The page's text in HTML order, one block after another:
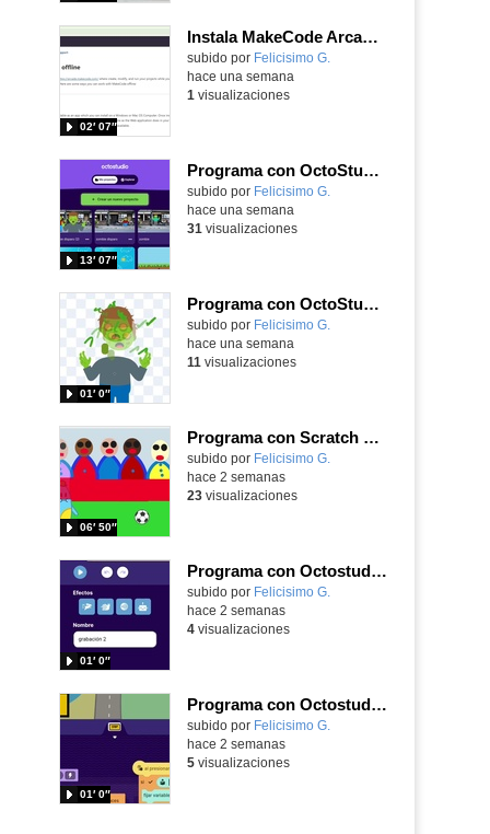
Instala MakeCode Arcade offline para programar grandes juegos sin necesidad de Internet
Contenido educativo.
subido por Felicisimo G.
02′ 07″
hace una semana
1 visualizaciones
Programa con OctoStudio, un juego de disparos contra Zombies con un cargador basado en el House of the dead
Contenido educativo.
subido por Felicisimo G.
13′ 07″
hace una semana
31 visualizaciones
Programa con OctoStudio, un juego homenajeando al House of the dead con Zombies
Contenido educativo.
subido por Felicisimo G.
01′ 0″
hace una semana
11 visualizaciones
Programa con Scratch Jr una barrera que se desplaza para dar sensación de movimiento
Contenido educativo.
subido por Felicisimo G.
06′ 50″
hace 2 semanas
23visualizaciones
Programa con Octostudio, una animación utilizando la cámara para una foto y audio y texto para comunicar.
Contenido educativo.
subido por Felicisimo G.
01′ 0″
hace 2 semanas
4visualizaciones
Programa con Octostudio, un juego de Educación Víal cruzando un paso de cebra.
Contenido educativo.
subido por Felicisimo G.
01′ 0″
hace 2 semanas
5visualizaciones